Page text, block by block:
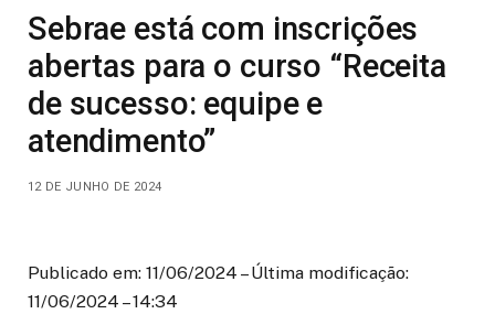
Sebrae está com inscrições
abertas para o curso “Receita
de sucesso: equipe e
atendimento”
12 DE JUNHO DE 2024
Publicado em: 11/06/2024 – Última modificação:
11/06/2024 – 14:34